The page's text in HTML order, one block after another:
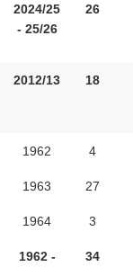
2024/25
- 25/26
26
2012/13 18
1962
1963
1964
1962 -
4
27
3
34